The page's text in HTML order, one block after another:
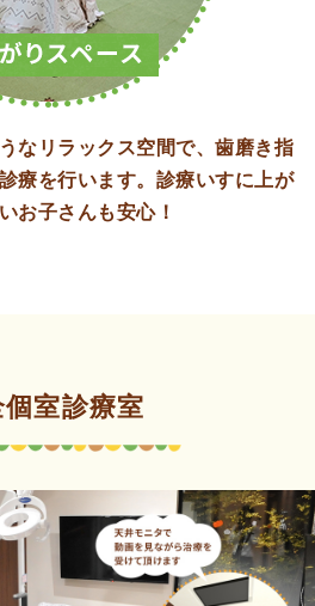
な リラックス空間で、歯磨き指
診療を行います。 診療いすに上が
お子さんも安心！
個室診療室